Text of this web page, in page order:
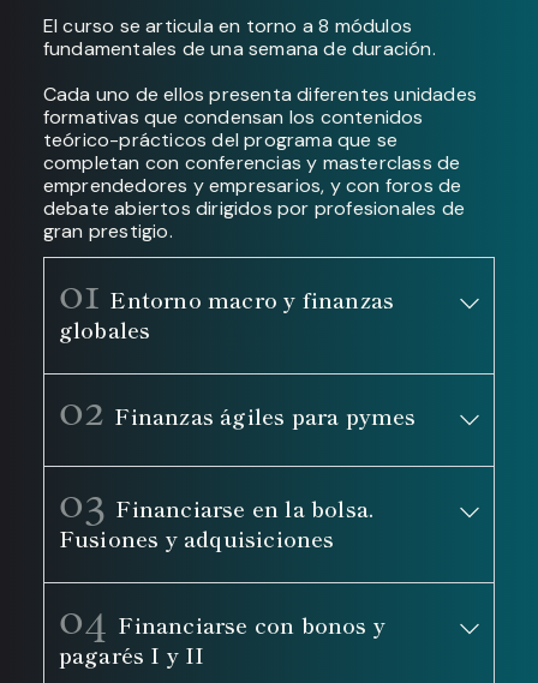
El curso se articula en torno a 8 módulos
fundamentales de una semana de duración.
Cada uno de ellos presenta diferentes unidades
formativas que condensan los contenidos
teórico-prácticos del programa que se
completan con conferencias y masterclass de
emprendedores y empresarios, y con foros de
debate abiertos dirigidos por profesionales de
gran prestigio.
01 Entorno macro y finanzas
globales
02 Finanzas ágiles para pymes
03 Financiarse en la bolsa.
Fusiones y adquisiciones
04 Financiarse con bonos y
pagarés I y II